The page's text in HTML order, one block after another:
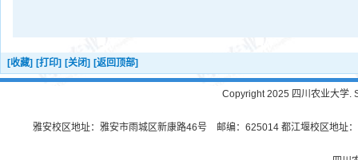
[收藏] [打印] [关闭] [返回顶部]
Copyright 2025 四川农业大学.
雅安校区地址：雅安市雨城区新康路46号 邮编：625014 都江堰校区地址